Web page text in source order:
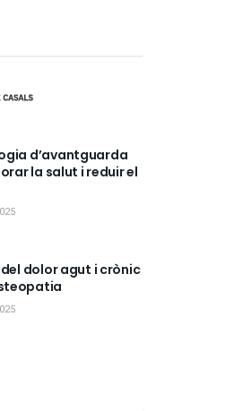
d’avantguarda
la salut i reduir el
dolor agut i crònic